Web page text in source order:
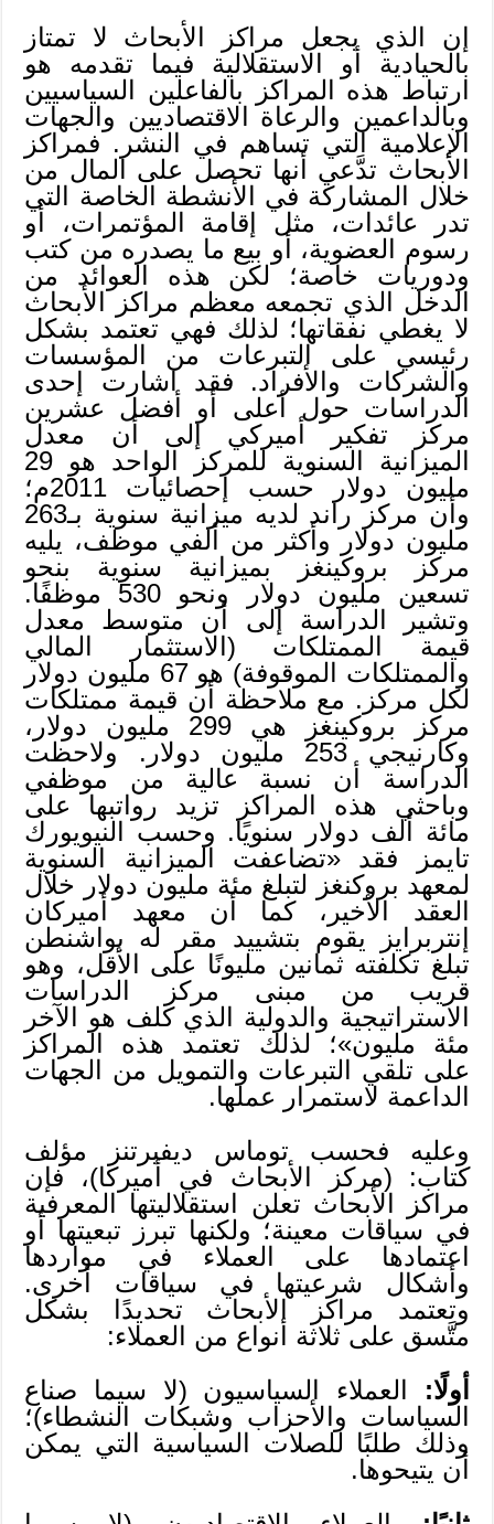
إن الذي يجعل مراكز الأبحاث لا تمتاز
بالحيادية أو الاستقلالية فيما تقدمه هو
ارتباط هذه المراكز بالفاعلين السياسيين
وبالداعمين والرعاة الاقتصاديين والجهات
الإعلامية التي تساهم في النشر. فمراكز
الأبحاث تدَّعي أنها تحصل على المال من
خلال المشاركة في الأنشطة الخاصة التي
تدر عائدات، مثل إقامة المؤتمرات، أو
رسوم العضوية، أو بيع ما يصدره من كتب
ودوريات خاصة؛ لكن هذه العوائد من
الدخل الذي تجمعه معظم مراكز الأبحاث
لا يغطي نفقاتها؛ لذلك فهي تعتمد بشكل
رئيسي على التبرعات من المؤسسات
والشركات والأفراد. فقد اشارت إحدى
الدراسات حول أعلى أو أفضل عشرين
مركز تفكير أميركي إلى أن معدل
الميزانية السنوية للمركز الواحد هو 29
مليون دولار حسب إحصائيات 2011م؛
وأن مركز راند لديه ميزانية سنوية بـ263
مليون دولار وأكثر من ألفي موظف، يليه
مركز بروكينغز بميزانية سنوية بنحو
تسعين مليون دولار ونحو 530 موظفًا.
وتشير الدراسة إلى أن متوسط معدل
قيمة الممتلكات (الاستثمار المالي
والممتلكات الموقوفة) هو 67 مليون دولار
لكل مركز. مع ملاحظة أن قيمة ممتلكات
مركز بروكينغز هي 299 مليون دولار،
وكارنيجي 253 مليون دولار. ولاحظت
الدراسة أن نسبة عالية من موظفي
وباحثي هذه المراكز تزيد رواتبها على
مائة ألف دولار سنويًا. وحسب النيويورك
تايمز فقد «تضاعفت الميزانية السنوية
لمعهد بروكنغز لتبلغ مئة مليون دولار خلال
العقد الأخير، كما أن معهد أميركان
إنتربرايز يقوم بتشييد مقر له بواشنطن
تبلغ تكلفته ثمانين مليونًا على الأقل، وهو
قريب من مبنى مركز الدراسات
الاستراتيجية والدولية الذي كلف هو الآخر
مئة مليون»؛ لذلك تعتمد هذه المراكز
على تلقي التبرعات والتمويل من الجهات
الداعمة لاستمرار عملها.
وعليه فحسب توماس ديفيرتنز مؤلف
كتاب: (مركز الأبحاث في أميركا)، فإن
مراكز الأبحاث تعلن استقلاليتها المعرفية
في سياقات معينة؛ ولكنها تبرز تبعيتها أو
اعتمادها على العملاء في مواردها
وأشكال شرعيتها في سياقات أخرى.
وتعتمد مراكز الأبحاث تحديدًا بشكل
متَّسق على ثلاثة أنواع من العملاء:
أولًا: العملاء السياسيون (لا سيما صناع
السياسات والأحزاب وشبكات النشطاء)؛
وذلك طلبًا للصلات السياسية التي يمكن
أن يتيحوها.